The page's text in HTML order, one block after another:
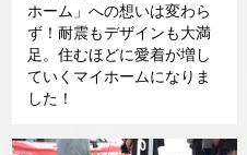
ホーム」への想いは変わら
ず！耐震もデザインも大満
足。住むほどに愛着が増し
ていくマイホームになりま
した！